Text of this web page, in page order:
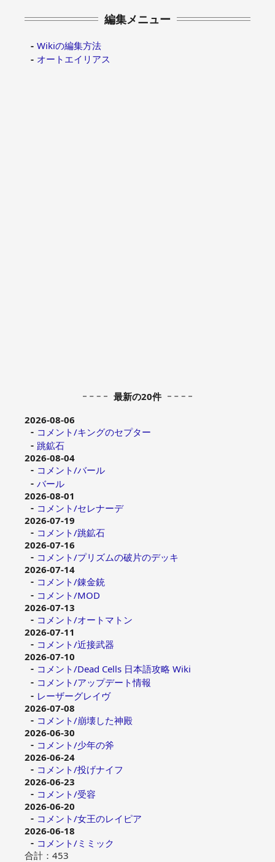
編集メニュー
Wikiの編集方法
オートエイリアス
最新の20件
2026-08-06
コメント/キングのセプター
跳鉱石
2026-08-04
コメント/バール
バール
2026-08-01
コメント/セレナーデ
2026-07-19
コメント/跳鉱石
2026-07-16
コメント/プリズムの破片のデッキ
2026-07-14
コメント/錬金銃
コメント/MOD
2026-07-13
コメント/オートマトン
2026-07-11
コメント/近接武器
2026-07-10
コメント/Dead Cells 日本語攻略 Wiki
コメント/アップデート情報
レーザーグレイヴ
2026-07-08
コメント/崩壊した神殿
2026-06-30
コメント/少年の斧
2026-06-24
コメント/投げナイフ
2026-06-23
コメント/受容
2026-06-20
コメント/女王のレイピア
2026-06-18
コメント/ミミック
合計：453